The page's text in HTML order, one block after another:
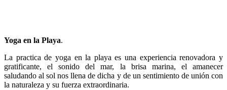
Yoga en la Playa.
La practica de yoga en la playa es una experiencia renovadora y
gratificante, el sonido del mar, la brisa marina, el amanecer
saludando al sol nos llena de dicha y de un sentimiento de unión con
la naturaleza y su fuerza extraordinaria.